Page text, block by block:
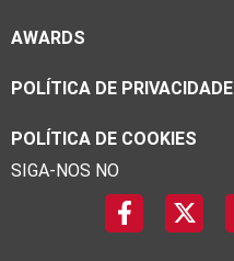
AWARDS
POLÍTICA DE PRIVACIDADE
POLÍTICA DE COOKIES
SIGA-NOS NO